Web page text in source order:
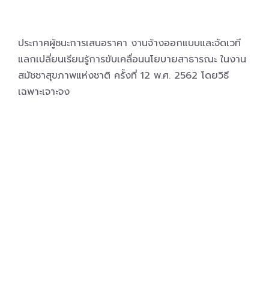
ประกาศผู้ชนะการเสนอราคา งานจ้างออกแบบและจัดเวที
แลกเปลี่ยนเรียนรู้การขับเคลื่อนนโยบายสาธารณะ ในงาน
สมัชชาสุขภาพแห่งชาติ ครั้งที่ 12 พ.ศ. 2562 โดยวิธี
เฉพาะเจาะจง